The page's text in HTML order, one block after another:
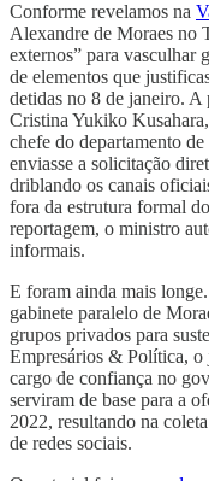
Conforme revelamos na
Alexandre de Moraes no
externos” para vasculhar
de elementos que
detidas no 8 de janeiro. A
Cristina Yukiko
chefe do departamento
enviasse a solicitação
driblando os canais
fora da estrutura formal
reportagem, o ministro
informais.
E foram ainda mais
gabinete paralelo de
grupos privados para
Empresários & Política,
cargo de confiança no
serviram de base para a
2022, resultando na
de redes sociais.